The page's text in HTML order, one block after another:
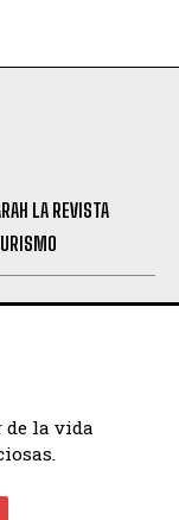
LA REVISTA
de la vida